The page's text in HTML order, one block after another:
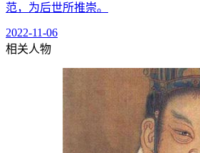
范，为后世所推崇。
2022-11-06
相关人物